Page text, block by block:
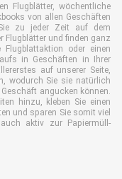
Flugblätter, wöchentliche
von allen Geschäften
zu jeder Zeit auf dem
Flugblätter und finden ganz
Flugblattaktion oder einen
in Geschäften in Ihrer
auf unserer Seite,
wodurch Sie sie natürlich
angucken können.
hinzu, kleben Sie einen
und sparen Sie somit viel
aktiv zur Papiermüll-